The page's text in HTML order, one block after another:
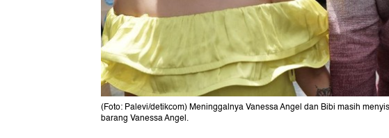
(Foto: Palevi/detikcom) Meninggalnya Vanessa Angel dan Bibi masih
barang Vanessa Angel.